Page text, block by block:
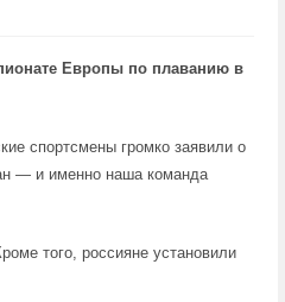
Европы по плаванию в
спортсмены громко заявили о
— и именно наша команда
того, россияне установили